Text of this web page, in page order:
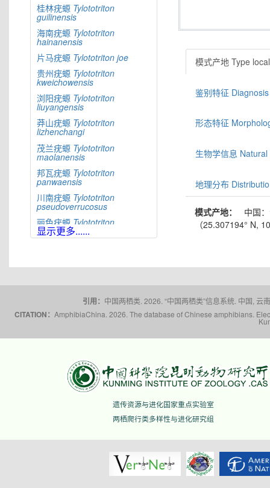
桂林疣螈 Tylototriton
guilinensis
海南疣螈 Tylototriton
hainanensis
片马疣螈 Tylototriton joe
贵州疣螈 Tylototriton
kweichowensis
浏阳疣螈 Tylototriton
liuyangensis
莽山疣螈 Tylototriton
lizhenchangi
茂兰疣螈 Tylototriton
maolanensis
邦瓦疣螈 Tylototriton
panwaensis
川南疣螈 Tylototriton
pseudoverrucosus
丽色疣螈 Tylototriton
pulcherrimus
Tylototriton
tongziensis
verrucosus
wenxianensis
五峰疣螈Tylototriton
wufengensis
Tylototriton yangi
Tylototriton ziegleri
显示更多......
模式产地 Type
鉴别特征 Diagnosis
形态特征
生物学信息
地理分布
模式产地：
中国
（25.307194° N,
引用： 中国两栖类. 2026. “中国两栖类”信息系统. 中国,
CITATION： AmphibiaChina. 2026. The database of Chinese amphibians.
遗传资源与进化国家重点实验室
两栖爬行类多样性与进化研究组